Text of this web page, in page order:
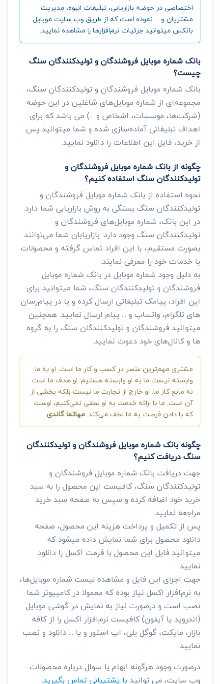
اختصاصی در حوضه بازاریابی، تبلیغات انبوه، مدیریت
مشتریان و ... نموده است که از طریق وب سایت موبایل
بانکس میتوانید جزئیات نرم‌افزارها را مشاهده نمایید.
بانک شماره موبایل فروشندگان و تولیدکنندگان سنگ
چیست؟
بانک شماره موبایل فروشندگان و تولیدکنندگان سنگ،
مجموعه‌ای از شماره موبایل‌های شاغلین در این حوضه
(شرکت‌ها، موسسات، اشخاص و ...) می باشد که برای
اهداف تبلیغاتی آماده‌سازی شده و شما میتوانید پس
از خرید، فایل این اطلاعات را دانلود نمایید.
چگونه از بانک شماره موبایل فروشندگان و
تولیدکنندگان سنگ استفاده کنیم؟
نحوه استفاده از بانک شماره موبایل فروشندگان و
تولیدکنندگان سنگ بستگی به روش بازاریابی شما دارد.
در این بانک، شماره موبایل‌های فروشندگان و
تولیدکنندگان سنگ وجود دارد. بازاریابان شما می‌توانند
بصورت مستقیم، با این افراد تماس گرفته و محصولات
یا خدمات خود را معرفی نمایند.
به دلیل وجود شماره موبایل در بانک شماره موبایل
فروشندگان و تولیدکنندگان سنگ، شما میتوانید برای
این افراد، پیامک تبلیغاتی ارسال کرده و یا در پیام‌رسان
های تلگرام، واتساپ و ... پیام ارسال نمایید. همچنین
میتوانید فروشندگان و تولیدکنندگان سنگ را به گروه
ها و کانال‌های خود دعوت نمایید.
مشتری مهم‌ترین عنصر در کسب و کار ما است. او به ما
وابسته نیست ما به او وابسته هستیم. او هدف ما است
نه مانع کار ما. او خارج از تجارت ما نیست بلکه بخشی از
آن است. ما با ارائه خدمت به او لطفی نمی‌کنیم، اوست
که با دادن فرصت به ما لطف می‌کند. مهاتما گاندی
چگونه بانک شماره موبایل فروشندگان و تولیدکنندگان
سنگ دریافت کنیم؟
جهت دریافت بانک شماره موبایل فروشندگان و
تولیدکنندگان سنگ، کافیست این محصول را به سبد
خرید خود اضافه کرده و سپس به صفحه سبد خرید
مراجعه نمایید.
پس از تکمیل و پرداخت هزینه این محصول، صفحه
دانلود محصول برای شما نمایش داده میشود که
میتوانید فایل این محصول با فرمت اکسل را دانلود
نمایید.
جهت اجرای این فایل و مشاهده لیست شماره موبایل‌ها،
به نرم‌افزار اکسل نیاز بوده که معمولا در کامپیوتر شما
نصب است و درصورت نیاز به نمایش در گوشی موبایل
(اندروید یا آیفون) کافیست نرم‌افزار اکسل را از کافه
بازار، مایکت، گوگل پلی، اپ استور و یا ... دانلود و نصب
نمایید.
درصورت وجود هرگونه ابهام یا سوال درباره محصولات
وب سایت، می توانید با پشتیبانی تماس بگیرید.